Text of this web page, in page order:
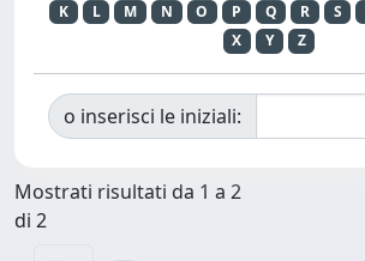
K
L M N O P Q R S
X
Y Z
o inserisci le iniziali:
Mostrati risultati da 1 a 2
di 2